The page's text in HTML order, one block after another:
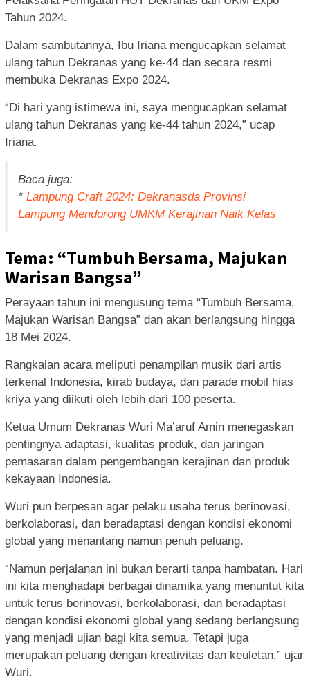
Tahun 2024.
Dalam sambutannya, Ibu Iriana mengucapkan selamat
ulang tahun Dekranas yang ke-44 dan secara resmi
membuka Dekranas Expo 2024.
“Di hari yang istimewa ini, saya mengucapkan selamat
ulang tahun Dekranas yang ke-44 tahun 2024,” ucap
Iriana.
Baca juga:
* Lampung Craft 2024: Dekranasda Provinsi
Lampung Mendorong UMKM Kerajinan Naik Kelas
Tema: “Tumbuh Bersama, Majukan
Warisan Bangsa”
Perayaan tahun ini mengusung tema “Tumbuh Bersama,
Majukan Warisan Bangsa” dan akan berlangsung hingga
18 Mei 2024.
Rangkaian acara meliputi penampilan musik dari artis
terkenal Indonesia, kirab budaya, dan parade mobil hias
kriya yang diikuti oleh lebih dari 100 peserta.
Ketua Umum Dekranas Wuri Ma’aruf Amin menegaskan
pentingnya adaptasi, kualitas produk, dan jaringan
pemasaran dalam pengembangan kerajinan dan produk
kekayaan Indonesia.
Wuri pun berpesan agar pelaku usaha terus berinovasi,
berkolaborasi, dan beradaptasi dengan kondisi ekonomi
global yang menantang namun penuh peluang.
“Namun perjalanan ini bukan berarti tanpa hambatan. Hari
ini kita menghadapi berbagai dinamika yang menuntut kita
untuk terus berinovasi, berkolaborasi, dan beradaptasi
dengan kondisi ekonomi global yang sedang berlangsung
yang menjadi ujian bagi kita semua. Tetapi juga
merupakan peluang dengan kreativitas dan keuletan,” ujar
Wuri.